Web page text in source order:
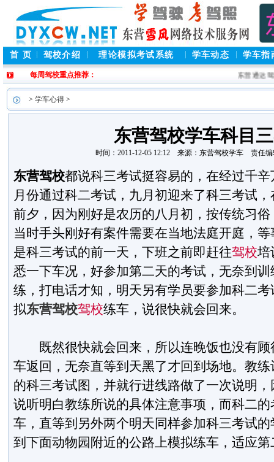
首 页 驾校介绍 理论模拟考试系统 学车动态 学车指
每周驾校重点推荐： 东营通达驾校
> 学车心得>
东营驾校学车科目
时间：2011-12-05 12:12 来源：东营驾校学车 责任
东营驾校都说科三考试挺容易的，在经过千
月份通过科二考试，九月初迎来了科三考试
前夕，因为刚好是农历的八月初，按传统习
当时手头刚好有案件需要在当地法庭开庭，
是科三考试的前一天，下班之前即赶往驾校培
悉一下车况，好参加第二天的考试，无奈到
练，打电话才知，明天另有学员要参加科二
拟东营驾校驾校练车，说很快就会回来。
既然很快就会回来，所以连晚饭也没有顾
车返回，无奈直等到天黑了才回到场地。教
的科三考试图，并就行进线路做了一次说明
说听明白教练所说的具体注意事项，而科二
车，直等到另外两个明天同样参加科三考试
到下面动物园附近的公路上模拟练车，适应